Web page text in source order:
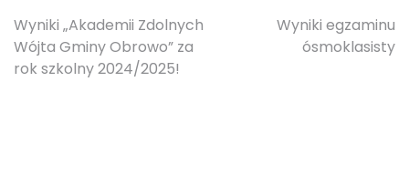
Nawigacja
wpisu
Wyniki „Akademii Zdolnych
Wójta Gminy Obrowo” za
rok szkolny 2024/2025!
Wyniki egzaminu
ósmoklasisty